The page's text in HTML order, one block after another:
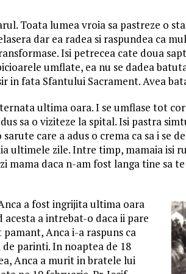
Toata lumea vroia sa pastreze o
dar ea radea si raspundea ca
Isi petrecea cate doua
umflate, ea nu se dadea
in fata Sfantului Sacrament. Avea
ultima oara. I se umflase tot
sa o viziteze la spital. Isi pastra
sarute care a adus o crema ca sa i se
ultimele zile. Intre timp, mamaia isi
mama daca n-am fost langa tine sa
a fost ingrijita ultima oara
acesta a intrebat-o daca ii pare
pamant, Anca i-a raspuns ca
parinti. In noaptea de 18
Anca a murit in bratele lui